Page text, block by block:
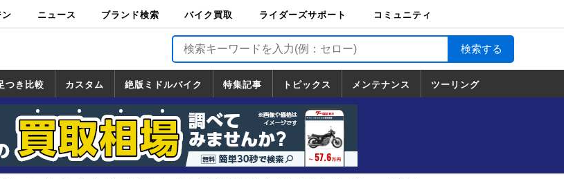
ニュース ブランド検索 バイク買取
バイク買取
ライダーズサポート
ライダーズサポート
TOP
バイク輸送
バイクガレージライ
フ
バイク車両保険
ロードサービス
バイク試乗
コミュニティ
つき比較 カスタム
カスタム
一覧
ホンダ
ヤマハ
スズキ
カワサキ
絶版ミドルバイク
絶版ミドルバイク
一覧
ホンダ
ヤマハ
スズキ
カワサキ
特集記事 トピックス
トピックス
一覧
ホンダ
ヤマハ
スズキ
カワサキ
ハーレーダ
ビッドソン
BMW
ドゥカティ
トライアン
フ
メンテナンス ツーリング
道の駅調査隊
ツーリング情報局
日本の道50選
国道めぐり
林道ツーリング